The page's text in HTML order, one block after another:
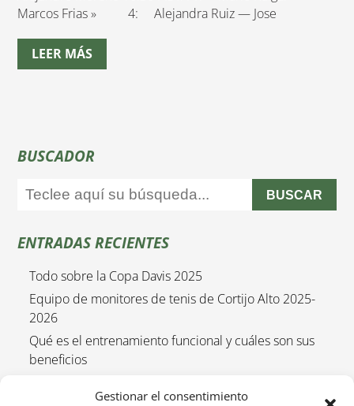
Gestionar el consentimiento
Marcos Frias » 4: Alejandra Ruiz — Jose
LEER MÁS
BUSCADOR
BUSCAR
ENTRADAS RECIENTES
Todo sobre la Copa Davis 2025
Equipo de monitores de tenis de Cortijo Alto 2025-
2026
Qué es el entrenamiento funcional y cuáles son sus
beneficios